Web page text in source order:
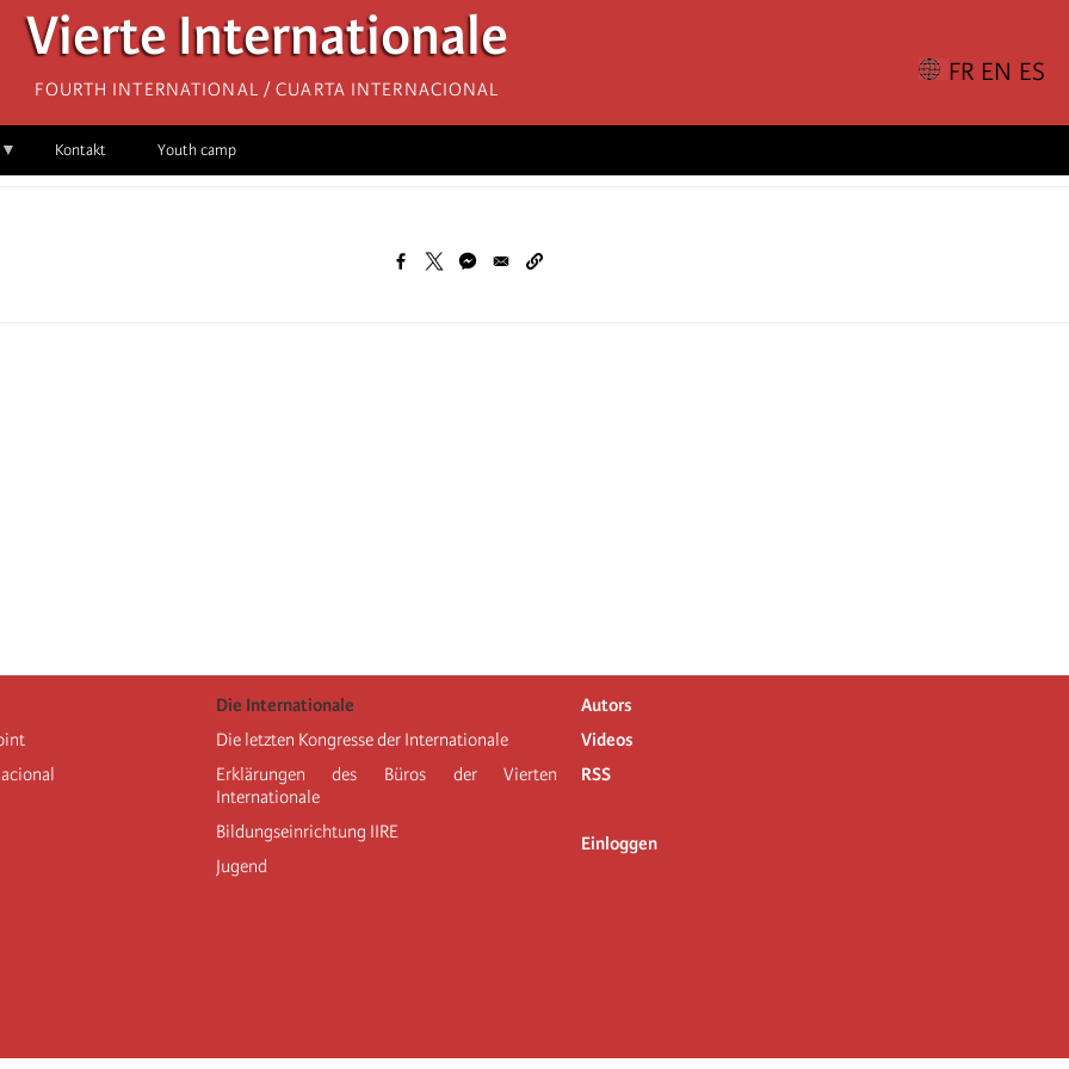
Vierte Internationale
Fourth International / Cuarta Internacional
Kontakt Youth camp
Die Internationale
Die letzten Kongresse der Internationale
Erklärungen des Büros der Vierten
Internationale
Bildungseinrichtung IIRE
Jugend
Autors
Videos
RSS
Einloggen